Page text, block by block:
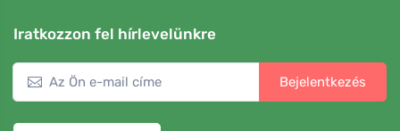
Iratkozzon fel hírlevelünkre
Bejelentkezés